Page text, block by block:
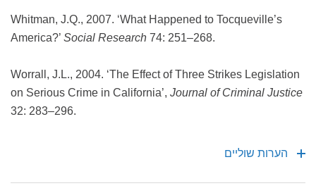
Whitman, J.Q., 2007. ‘What Happened to Tocqueville’s
America?’ Social Research 74: 251–268.
Worrall, J.L., 2004. ‘The Effect of Three Strikes Legislation
on Serious Crime in California’, Journal of Criminal Justice
32: 283–296.
הערות שוליים